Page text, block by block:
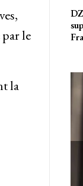
le
la